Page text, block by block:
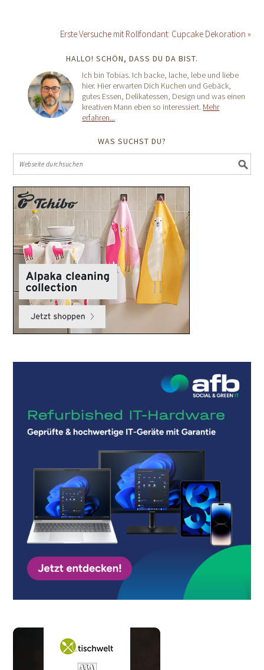
Erste Versuche mit Rollfondant: Cupcake Dekoration »
HALLO! SCHÖN, DASS DU DA BIST.
Ich bin Tobias. Ich backe, lache, lebe und liebe
hier. Hier erwarten Dich Kuchen und Gebäck,
gutes Essen, Delikatessen, Design und was einen
kreativen Mann eben so interessiert. Mehr
erfahren...
WAS SUCHST DU?